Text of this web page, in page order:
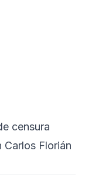
censura
Carlos Florián